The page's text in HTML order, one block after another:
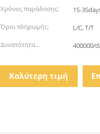
λεπτομέρειες:
Χρόνος παράδοσης:
15-
Όροι πληρωμής:
L/C, T/T
Δυνατότητα
400000/
Καλύτερη τιμή